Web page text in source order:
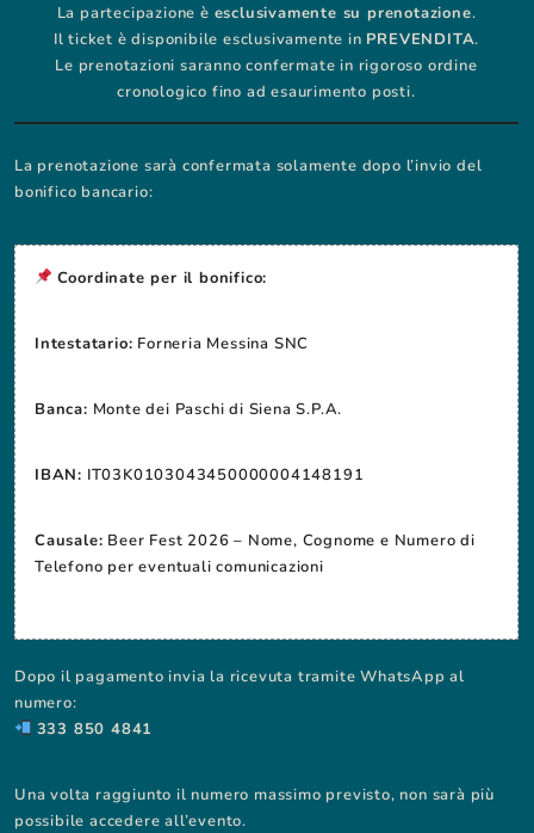
La partecipazione è esclusivamente su prenotazione.
Il ticket è disponibile esclusivamente in PREVENDITA.
Le prenotazioni saranno confermate in rigoroso ordine
cronologico fino ad esaurimento posti.
La prenotazione sarà confermata solamente dopo l’invio del
bonifico bancario:
Coordinate per il bonifico:
Intestatario: Forneria Messina SNC
Banca: Monte dei Paschi di Siena S.P.A.
IBAN: IT03K0103043450000004148191
Causale: Beer Fest 2026 – Nome, Cognome e Numero di
Telefono per eventuali comunicazioni
Dopo il pagamento invia la ricevuta tramite WhatsApp al
numero:
333 850 4841
Una volta raggiunto il numero massimo previsto, non sarà più
possibile accedere all’evento.